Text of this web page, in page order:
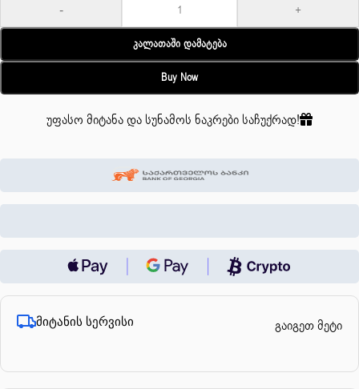
- +
Კალათაში Დამატება
Buy Now
უფასო მიტანა და სუნამოს ნაკრები საჩუქრად!
მიტანის სერვისი გაიგეთ მეტი